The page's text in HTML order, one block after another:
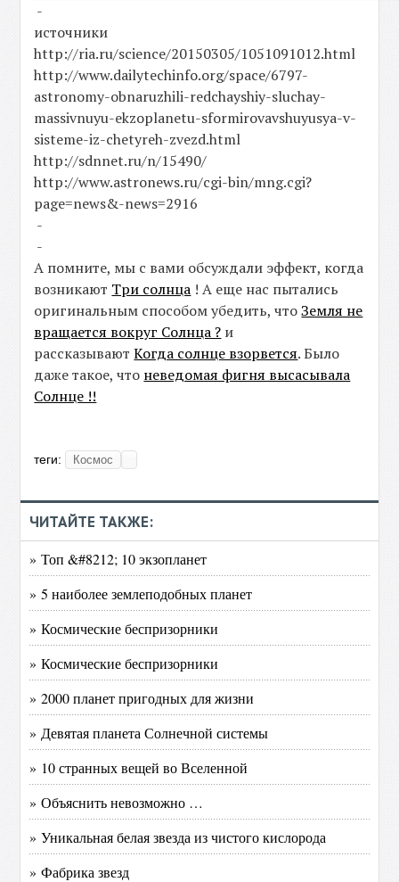
-
источники
http://ria.ru/science/20150305/1051091012.html
http://www.dailytechinfo.org/space/6797-
astronomy-obnaruzhili-redchayshiy-sluchay-
massivnuyu-ekzoplanetu-sformirovavshuyusya-v-
sisteme-iz-chetyreh-zvezd.html
http://sdnnet.ru/n/15490/
http://www.astronews.ru/cgi-bin/mng.cgi?
page=news&-news=2916
-
-
А помните, мы с вами обсуждали эффект, когда
возникают Три солнца ! А еще нас пытались
оригинальным способом убедить, чтоЗемля не
вращается вокруг Солнца ? и
рассказываютКогда солнце взорвется. Было
даже такое, что неведомая фигня высасывала
Солнце !!
теги: Космос
ЧИТАЙТЕ ТАКЖЕ:
» Топ &#8212; 10 экзопланет
» 5 наиболее землеподобных планет
» Космические беспризорники
» Космические беспризорники
» 2000 планет пригодных для жизни
» Девятая планета Солнечной системы
» 10 странных вещей во Вселенной
» Объяснить невозможно …
» Уникальная белая звезда из чистого кислорода
» Фабрика звезд